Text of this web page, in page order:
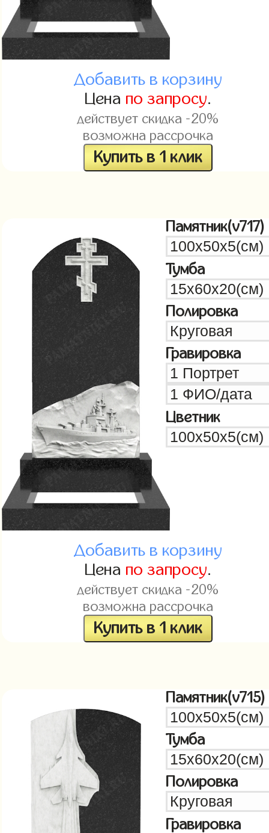
Добавить в корзину
Цена по запросу.
действует скидка -20%
возможна рассрочка
Купить в 1 клик
Памятник(v717)
Тумба
Полировка
Гравировка
Цветник
Добавить в корзину
Цена по запросу.
действует скидка -20%
возможна рассрочка
Купить в 1 клик
Памятник(v715)
Тумба
Полировка
Гравировка